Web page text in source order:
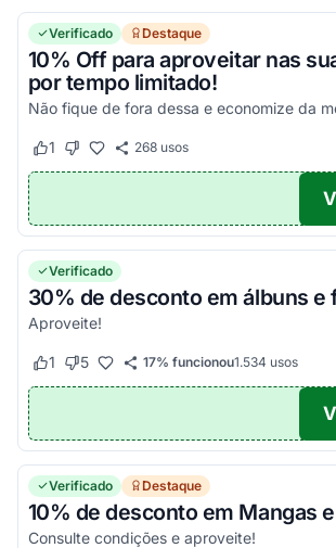
Verificado Destaque
10% Off para aproveitar nas
por tempo limitado!
Este cupom funcionou
1 Este cupom não funcionou
268usos
Verificado
30% de desconto em álbuns e
Aproveite!
Este cupom funcionou
1 Este cupom não funcionou
5 17% funcionou1.534 usos
Verificado Destaque
10% de desconto em Mangas
Consulte condições e aproveite!